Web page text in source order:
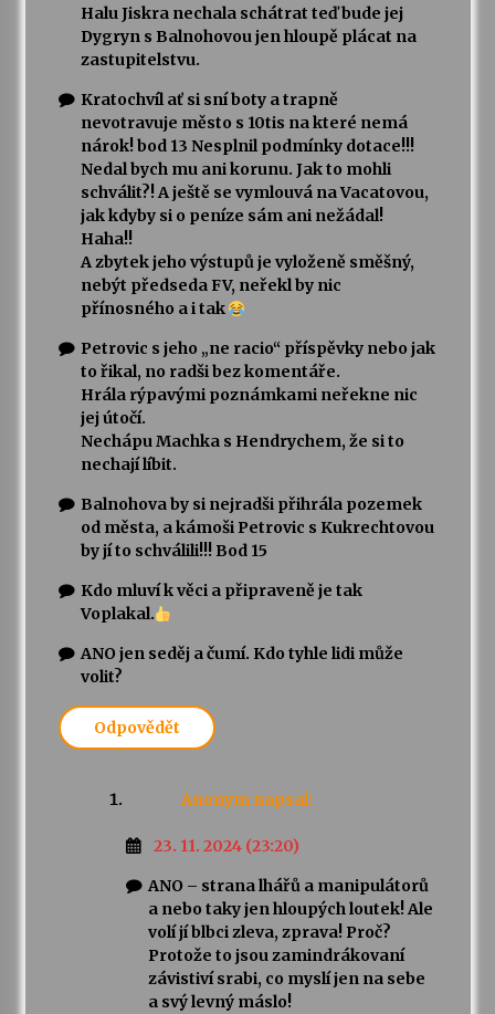
Halu Jiskra nechala schátrat teď bude jej
Dygryn s Balnohovou jen hloupě plácat na
zastupitelstvu.
Kratochvíl ať si sní boty a trapně
nevotravuje město s 10tis na které nemá
nárok! bod 13 Nesplnil podmínky dotace!!!
Nedal bych mu ani korunu. Jak to mohli
schválit?! A ještě se vymlouvá na Vacatovou,
jak kdyby si o peníze sám ani nežádal!
Haha!!
A zbytek jeho výstupů je vyloženě směšný,
nebýt předseda FV, neřekl by nic
přínosného a i tak
Petrovic s jeho „ne racio“ příspěvky nebo jak
to řikal, no radši bez komentáře.
Hrála rýpavými poznámkami neřekne nic
jej útočí.
Nechápu Machka s Hendrychem, že si to
nechají líbit.
Balnohova by si nejradši přihrála pozemek
od města, a kámoši Petrovic s Kukrechtovou
by jí to schválili!!! Bod 15
Kdo mluví k věci a připraveně je tak
Voplakal.
ANO jen seděj a čumí. Kdo tyhle lidi může
volit?
Odpovědět
Anonym napsal:
23. 11. 2024 (23:20)
ANO – strana lhářů a manipulátorů
a nebo taky jen hloupých loutek! Ale
volí jí blbci zleva, zprava! Proč?
Protože to jsou zamindrákovaní
závistiví srabi, co myslí jen na sebe
a svý levný máslo!